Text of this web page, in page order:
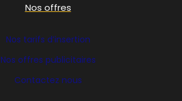
Nos offres
Nos tarifs d’insertion
Nos offres publicitaires
Contactez nous